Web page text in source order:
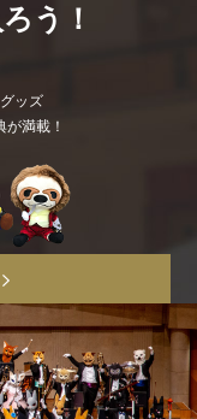
う！
ッズ
満載！